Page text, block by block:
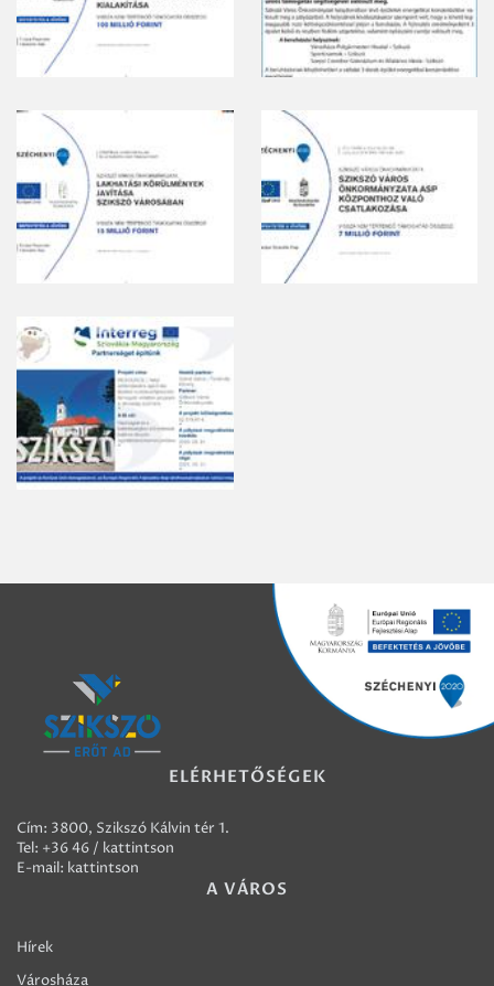
ELÉRHETŐSÉGEK
Cím: 3800, Szikszó Kálvin tér 1.
Tel: +36 46 / kattintson
E-mail: kattintson
A VÁROS
Hírek
Városháza